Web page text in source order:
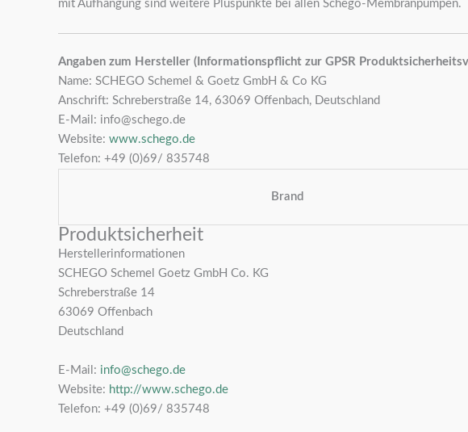
mit Aufhängung sind weitere Pluspunkte bei allen Schego-Membranpumpen.
Angaben zum Hersteller (Informationspflicht zur GPSR
Name: SCHEGO Schemel & Goetz GmbH & Co KG
Anschrift: Schreberstraße 14, 63069 Offenbach, Deutschland
E-Mail: info@schego.de
Website: www.schego.de
Telefon: +49 (0)69/ 835748
Brand
Produktsicherheit
Herstellerinformationen
SCHEGO Schemel Goetz GmbH Co. KG
Schreberstraße 14
63069 Offenbach
Deutschland
E-Mail: info@schego.de
Website: http://www.schego.de
Telefon: +49 (0)69/ 835748